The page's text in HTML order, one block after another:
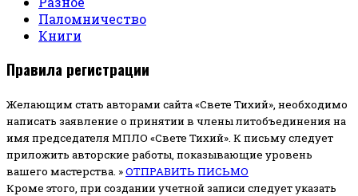
Паломничество
Книги
Правила регистрации
Желающим стать авторами сайта «Свете Тихий», необходимо
написать заявление о принятии в члены литобъединения на
имя председателя МПЛО «Свете Тихий». К письму следует
приложить авторские работы, показывающие уровень
вашего мастерства. »ОТПРАВИТЬ ПИСЬМО
Кроме этого, при создании учетной записи следует указать